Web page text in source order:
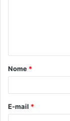
á
r
*
Nome *
E-mail *